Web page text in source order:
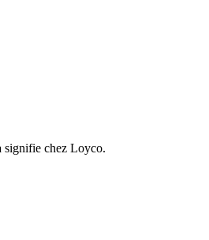
signifie chez Loyco.